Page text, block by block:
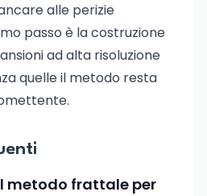
alle perizie
passo è la costruzione
ad alta risoluzione
quelle il metodo resta
metodo frattale per